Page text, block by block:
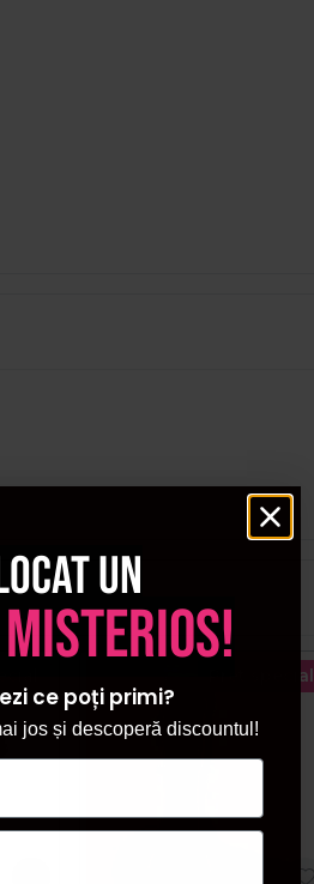
Pret special
un
ce poți primi?
jos și descoperă discountul!